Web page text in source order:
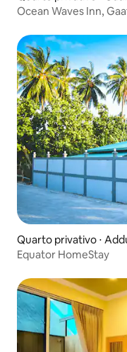
Ocean Waves Inn,
Quarto privativo ⋅
Equator HomeStay